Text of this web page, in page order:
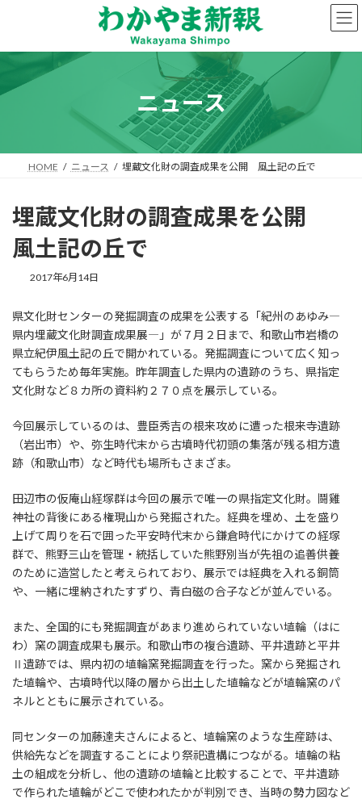
ン
へ
プ
ー
ョ
動
ニュース
HOME ニュース 埋蔵文化財の調査成果を公開 風土記の丘で
埋蔵文化財の調査成果を公開
風土記の丘で
2017年6月14日
県文化財センターの発掘調査の成果を公表する「紀州のあゆみ―
県内埋蔵文化財調査成果展―」が７月２日まで、和歌山市岩橋の
県立紀伊風土記の丘で開かれている。発掘調査について広く知っ
てもらうため毎年実施。昨年調査した県内の遺跡のうち、県指定
文化財など８カ所の資料約２７０点を展示している。
今回展示しているのは、豊臣秀吉の根来攻めに遭った根来寺遺跡
（岩出市）や、弥生時代末から古墳時代初頭の集落が残る相方遺
跡（和歌山市）など時代も場所もさまざま。
田辺市の仮庵山経塚群は今回の展示で唯一の県指定文化財。鬪雞
神社の背後にある権現山から発掘された。経典を埋め、土を盛り
上げて周りを石で囲った平安時代末から鎌倉時代にかけての経塚
群で、熊野三山を管理・統括していた熊野別当が先祖の追善供養
のために造営したと考えられており、展示では経典を入れる銅筒
や、一緒に埋納されたすずり、青白磁の合子などが並んでいる。
また、全国的にも発掘調査があまり進められていない埴輪（はに
わ）窯の調査成果も展示。和歌山市の複合遺跡、平井遺跡と平井
Ⅱ遺跡では、県内初の埴輪窯発掘調査を行った。窯から発掘され
た埴輪や、古墳時代以降の層から出土した埴輪などが埴輪窯のパ
ネルとともに展示されている。
同センターの加藤達夫さんによると、埴輪窯のような生産跡は、
供給先などを調査することにより祭祀遺構につながる。埴輪の粘
土の組成を分析し、他の遺跡の埴輪と比較することで、平井遺跡
で作られた埴輪がどこで使われたかが判別でき、当時の勢力図など